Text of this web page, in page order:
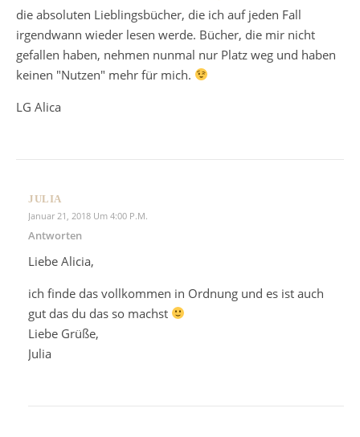
die absoluten Lieblingsbücher, die ich auf jeden Fall
irgendwann wieder lesen werde. Bücher, die mir nicht
gefallen haben, nehmen nunmal nur Platz weg und haben
keinen "Nutzen" mehr für mich.
LG Alica
JULIA
Januar 21, 2018 Um 4:00 P.m.
Antworten
Liebe Alicia,
ich finde das vollkommen in Ordnung und es ist auch
gut das du das so machst
Liebe Grüße,
Julia